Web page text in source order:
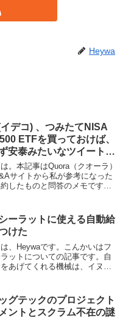
Heywa
イデコ) 、つみたてNISA
ETFを買っておけば、
安泰みたいなツイートを
けますが、本当のところ
ですか？そんな簡単な話
みんなやってませんか？
。本記事はQuora（クオーラ）
サイトから私が参考になった
したものと問答のメモです。
iDeCoやつみたてNISAで
ーラットに使える自動給
けた
、Heywaです。こんかいはフ
ットについての記事です。自
あげてくれる機械は、イヌや
どいいものがなかなかなく、
のですが、...
グテックのプロジェクト
ントとスクラム不在の謎